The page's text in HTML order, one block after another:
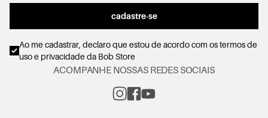
cadastre-se
Ao me cadastrar, declaro que estou de acordo com ostermos de
uso e privacidadeda Bob Store
ACOMPANHE NOSSAS REDES SOCIAIS